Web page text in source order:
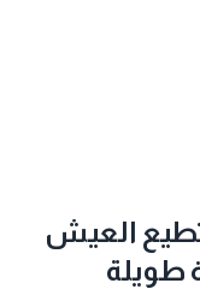
العيش
طويلة